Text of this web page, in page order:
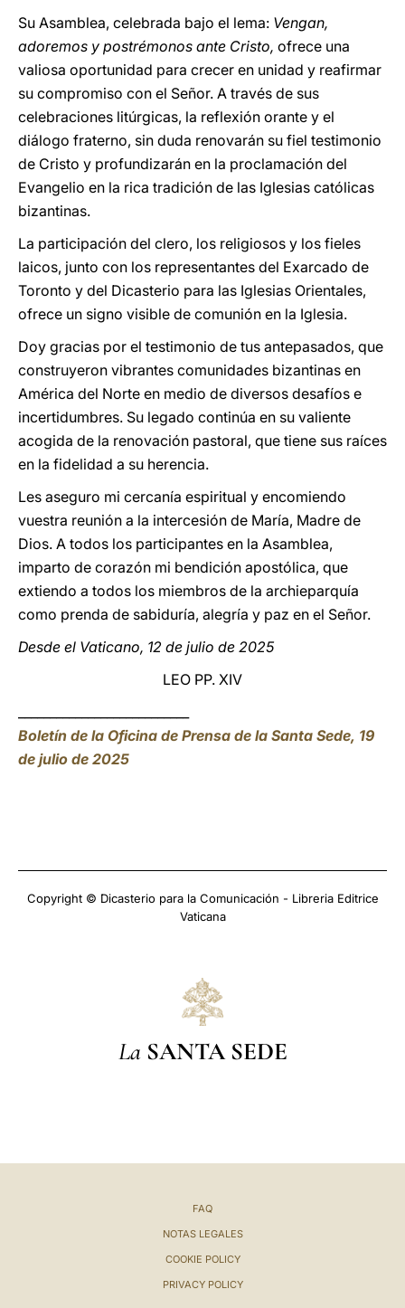
Su Asamblea, celebrada bajo el lema: Vengan,
adoremos y postrémonos ante Cristo, ofrece una
valiosa oportunidad para crecer en unidad y reafirmar
su compromiso con el Señor. A través de sus
celebraciones litúrgicas, la reflexión orante y el
diálogo fraterno, sin duda renovarán su fiel testimonio
de Cristo y profundizarán en la proclamación del
Evangelio en la rica tradición de las Iglesias católicas
bizantinas.
La participación del clero, los religiosos y los fieles
laicos, junto con los representantes del Exarcado de
Toronto y del Dicasterio para las Iglesias Orientales,
ofrece un signo visible de comunión en la Iglesia.
Doy gracias por el testimonio de tus antepasados, que
construyeron vibrantes comunidades bizantinas en
América del Norte en medio de diversos desafíos e
incertidumbres. Su legado continúa en su valiente
acogida de la renovación pastoral, que tiene sus raíces
en la fidelidad a su herencia.
Les aseguro mi cercanía espiritual y encomiendo
vuestra reunión a la intercesión de María, Madre de
Dios. A todos los participantes en la Asamblea,
imparto de corazón mi bendición apostólica, que
extiendo a todos los miembros de la archieparquía
como prenda de sabiduría, alegría y paz en el Señor.
Desde el Vaticano, 12 de julio de 2025
LEO PP. XIV
Boletín de la Oficina de Prensa de la Santa Sede, 19
de julio de 2025
Copyright © Dicasterio para la Comunicación - Libreria Editrice
Vaticana
La SANTA SEDE
FAQ
NOTAS LEGALES
COOKIE POLICY
PRIVACY POLICY